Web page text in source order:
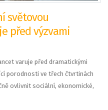
světovou
před výzvami
varuje před dramatickými
porodnosti ve třech čtvrtinách
ovlivnit sociální, ekonomické,